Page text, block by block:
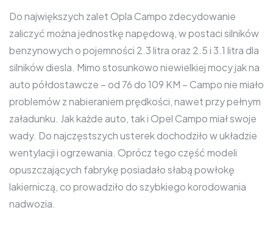
Do największych zalet Opla Campo zdecydowanie
zaliczyć można jednostkę napędową, w postaci silników
benzynowych o pojemności 2.3 litra oraz 2.5 i 3.1 litra dla
silników diesla. Mimo stosunkowo niewielkiej mocy jak na
auto półdostawcze – od 76 do 109 KM – Campo nie miało
problemów z nabieraniem prędkości, nawet przy pełnym
załadunku. Jak każde auto, tak i Opel Campo miał swoje
wady. Do najczęstszych usterek dochodziło w układzie
wentylacji i ogrzewania. Oprócz tego część modeli
opuszczających fabrykę posiadało słabą powłokę
lakierniczą, co prowadziło do szybkiego korodowania
nadwozia.